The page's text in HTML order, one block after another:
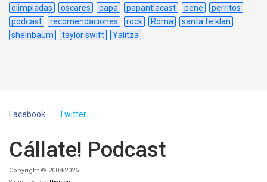
olimpiadas
oscares papa papantlacast pene
perritos
podcast
recomendaciones rock Roma
santa fe klan
sheinbaum
taylor swift Yalitza
Facebook Twitter
Cállate! Podcast
Copyright © 2008-2026